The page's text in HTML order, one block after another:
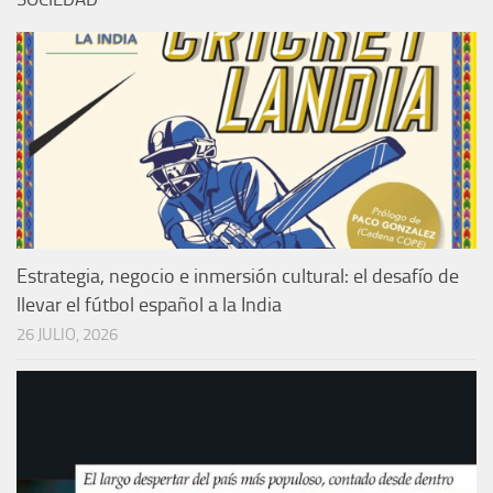
Estrategia, negocio e inmersión cultural: el desafío de
llevar el fútbol español a la India
26 JULIO, 2026